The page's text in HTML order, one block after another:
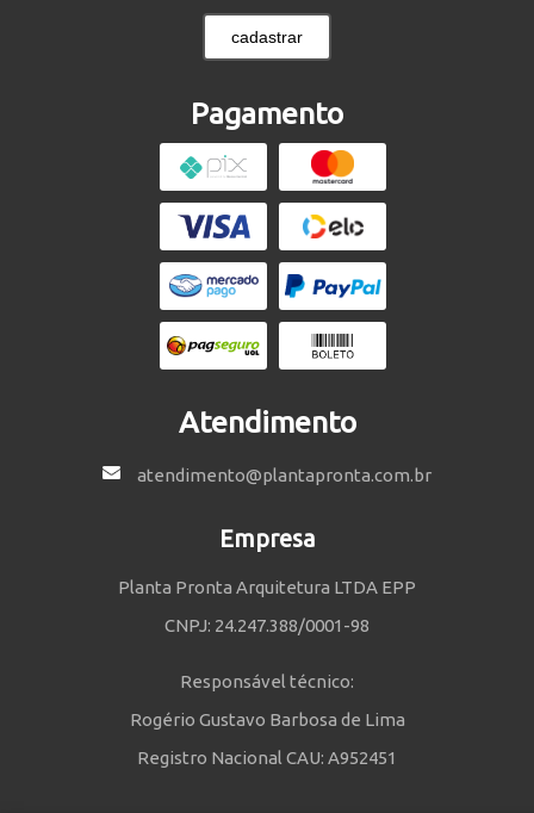
cadastrar
Pagamento
Atendimento
atendimento@plantapronta.com.br
Empresa
Planta Pronta Arquitetura LTDA EPP
CNPJ: 24.247.388/0001-98
Responsável técnico:
Rogério Gustavo Barbosa de Lima
Registro Nacional CAU: A952451